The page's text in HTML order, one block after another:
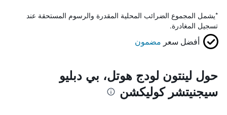
*يشمل المجموع الضرائب المحلية المقدرة والرسوم المستحقة عند
تسجيل المغادرة.
أفضل سعر مضمون
حول لينتون لودج هوتل، بي دبليو
سيجنيتشر كوليكشن